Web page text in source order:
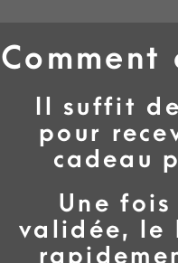
Comment
Il suffit
pour
cadeau
Une
validée, le